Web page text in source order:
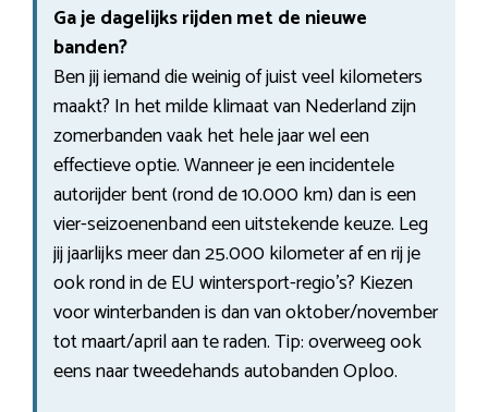
Ga je dagelijks rijden met de nieuwe
banden?
Ben jij iemand die weinig of juist veel kilometers
maakt? In het milde klimaat van Nederland zijn
zomerbanden vaak het hele jaar wel een
effectieve optie. Wanneer je een incidentele
autorijder bent (rond de 10.000 km) dan is een
vier-seizoenenband een uitstekende keuze. Leg
jij jaarlijks meer dan 25.000 kilometer af en rij je
ook rond in de EU wintersport-regio’s? Kiezen
voor winterbanden is dan van oktober/november
tot maart/april aan te raden. Tip: overweeg ook
eens naar tweedehands autobanden Oploo.